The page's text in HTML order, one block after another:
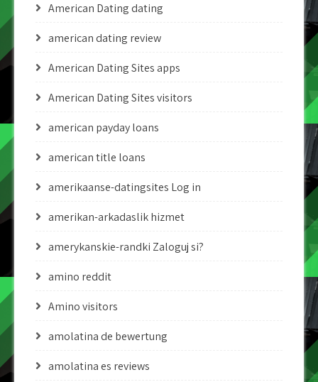
American Dating dating
american dating review
American Dating Sites apps
American Dating Sites visitors
american payday loans
american title loans
amerikaanse-datingsites Log in
amerikan-arkadaslik hizmet
amerykanskie-randki Zaloguj si?
amino reddit
Amino visitors
amolatina de bewertung
amolatina es reviews